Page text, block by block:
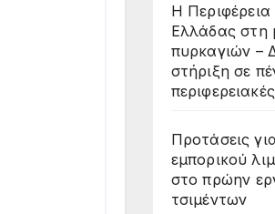
Η
Ελλάδας στη
πυρκαγιών –
στήριξη σε
Προτάσεις
εμπορικού
στο πρώην
τσιμέντων